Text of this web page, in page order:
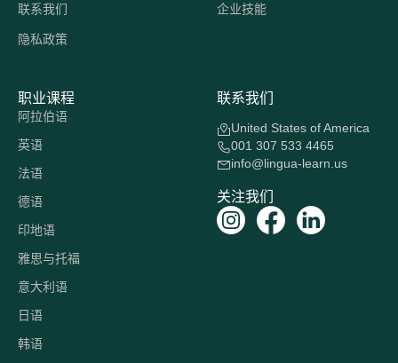
联系我们
隐私政策
企业技能
职业课程
阿拉伯语
英语
法语
德语
印地语
雅思与托福
意大利语
日语
韩语
联系我们
United States of America
001 307 533 4465
info@lingua-learn.us
关注我们